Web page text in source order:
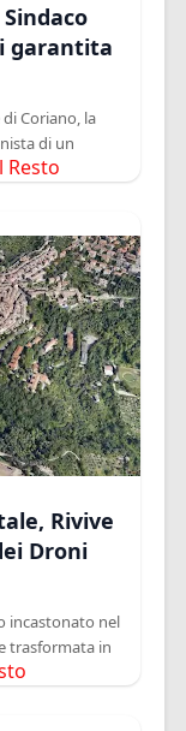
garantita
Coriano, la
di un
Resto
Rivive
Droni
incastonato nel
trasformata in